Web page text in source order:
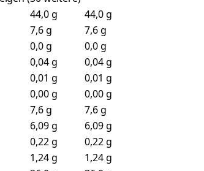
44,0 g
44,0 g
7,6 g
7,6 g
0,0 g
0,0 g
0,04 g
0,04 g
0,01 g
0,01 g
0,00 g
0,00 g
7,6 g
7,6 g
6,09 g
6,09 g
0,22 g
0,22 g
1,24 g
1,24 g